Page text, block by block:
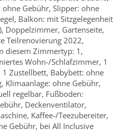
ohne Gebühr, Slipper: ohne
Balkon: mit Sitzgelegenheit
Doppelzimmer, Gartenseite,
Teilrenovierung 2022,
diesem Zimmertyp: 1,
Wohn-/Schlafzimmer, 1
1 Zustellbett, Babybett: ohne
Klimaanlage: ohne Gebühr,
regelbar, Fußboden:
Deckenventilator,
Kaffee-/Teezubereiter,
Gebühr, bei All Inclusive